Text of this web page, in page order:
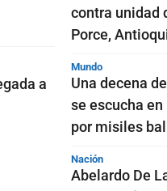
a
contra unidad
Porce,
Mundo
Una decena
se escucha
por misiles
Nación
Abelardo De